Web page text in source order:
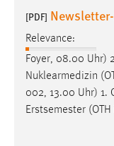
[PDF]
Relevance:
Foyer, 08.00 Uhr)
Nuklearmedizin
002, 13.00 Uhr) 1.
Erstsemester